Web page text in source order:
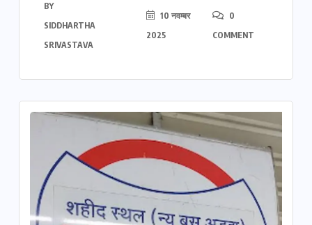
BY
SIDDHARTHA
SRIVASTAVA
10 नवम्बर
2025
0
COMMENT